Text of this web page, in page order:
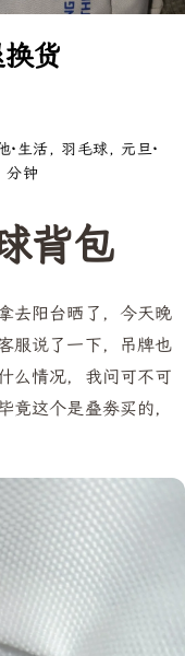
货
·生活 羽毛球 元旦·
分钟
背包
去阳台晒了，今天晚
服说了一下，吊牌也
么情况，我问可不可
竟这个是叠劵买的，